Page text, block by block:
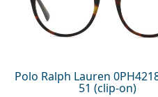
Persol
Prada
Polo Ralph Lauren
51 (clip-on)